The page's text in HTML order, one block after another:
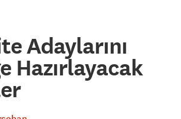
Adaylarını
Hazırlayacak